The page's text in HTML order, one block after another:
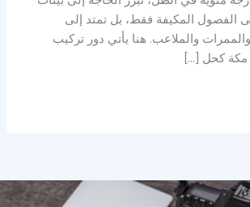
الفصول المكيفة فقط، بل تمتد إلى
والملاعب. هنا يأتي دور تركيب
كحل […]